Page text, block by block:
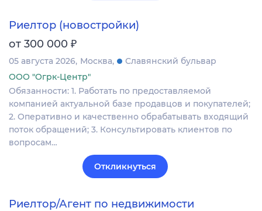
Риелтор (новостройки)
от 300 000 ₽
05 августа 2026 Москва
Славянский бульвар
ООО "Огрк-Центр"
Обязанности: 1. Работать по предоставляемой
компанией актуальной базе продавцов и покупателей;
2. Оперативно и качественно обрабатывать входящий
поток обращений; 3. Консультировать клиентов по
вопросам…
Откликнуться
Риелтор/Агент по недвижимости